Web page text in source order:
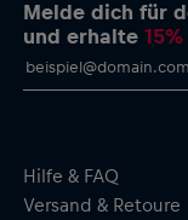
Material:
Durch den Kauf
Melde dich für
und erhalte
Hilfe & FAQ
Versand & Retoure